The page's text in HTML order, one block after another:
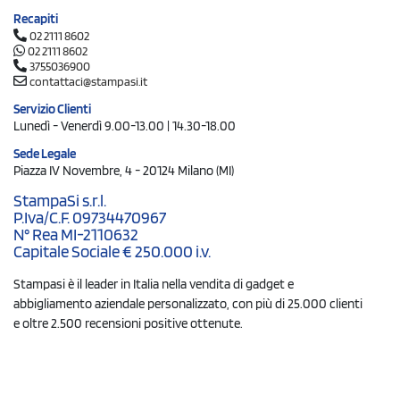
Recapiti
02 2111 8602
02 2111 8602
3755036900
contattaci@stampasi.it
Servizio Clienti
Lunedì - Venerdì 9.00-13.00 | 14.30-18.00
Sede Legale
Piazza IV Novembre, 4 - 20124 Milano (MI)
StampaSi s.r.l.
P.Iva/C.F. 09734470967
N° Rea MI-2110632
Capitale Sociale € 250.000 i.v.
Stampasi è il leader in Italia nella vendita di gadget e
abbigliamento aziendale personalizzato, con più di 25.000 clienti
e oltre 2.500 recensioni positive ottenute.